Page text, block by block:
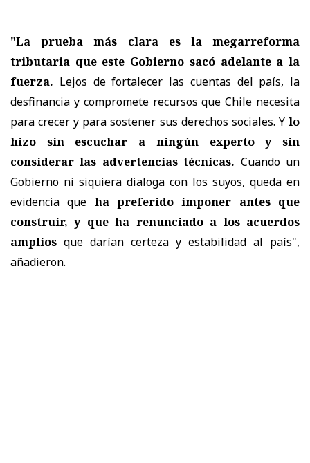
"La prueba más clara es la megarreforma
tributaria que este Gobierno sacó adelante a la
fuerza. Lejos de fortalecer las cuentas del país, la
desfinancia y compromete recursos que Chile necesita
para crecer y para sostener sus derechos sociales. Y lo
hizo sin escuchar a ningún experto y sin
considerar las advertencias técnicas. Cuando un
Gobierno ni siquiera dialoga con los suyos, queda en
evidencia que ha preferido imponer antes que
construir, y que ha renunciado a los acuerdos
amplios que darían certeza y estabilidad al país",
añadieron.